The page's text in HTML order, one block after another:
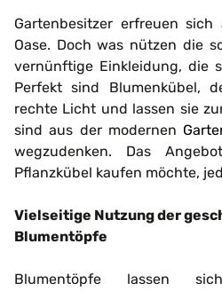
Gartenbesitzer erfreuen
Oase. Doch was nützen die
vernünftige Einkleidung, die
Perfekt sind Blumenkübel,
rechte Licht und lassen sie
sind aus der modernen
wegzudenken. Das
Pflanzkübel kaufen möchte,
Vielseitige Nutzung der
Blumentöpfe
Blumentöpfe lassen